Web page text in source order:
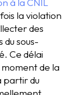
à la CNIL
la violation
des
sous-
Ce délai
de la
partir du